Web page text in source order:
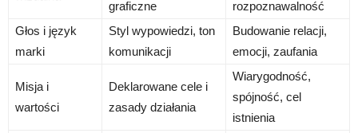
graficzne
rozpoznawalność
Głos i język
marki
Styl wypowiedzi, ton
komunikacji
Budowanie relacji,
emocji, zaufania
Misja i
wartości
Deklarowane cele i
zasady działania
Wiarygodność,
spójność, cel
istnienia